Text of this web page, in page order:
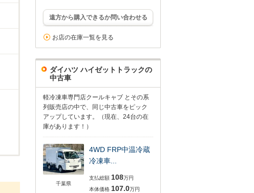
遠方から購入できるか問い合わせる
お店の在庫一覧を見る
ダイハツ ハイゼットトラックの
中古車
軽冷凍車専門店クールキャブ とその系
列販売店の中で、同じ中古車をピック
アップしています。（現在、24台の在
庫があります！）
千葉県
4WD FRP中温冷蔵
冷凍車...
支払総額 108万円
本体価格 107.0万円